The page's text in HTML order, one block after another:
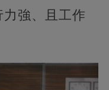
強、且工作